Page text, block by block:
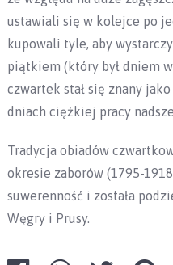
ustawiali się w kolejce po
kupowali tyle, aby
piątkiem (który był dniem
czwartek stał się znany
dniach ciężkiej pracy
Tradycja obiadów
okresie zaborów (1795-
suwerenność i została
Węgry i Prusy.